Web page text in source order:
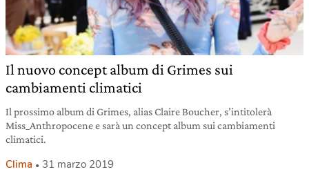
Il nuovo concept album di Grimes sui
cambiamenti climatici
Il prossimo album di Grimes, alias Claire Boucher, s’intitolerà
Miss_Anthropocene e sarà un concept album sui cambiamenti
climatici.
Clima 31 marzo 2019